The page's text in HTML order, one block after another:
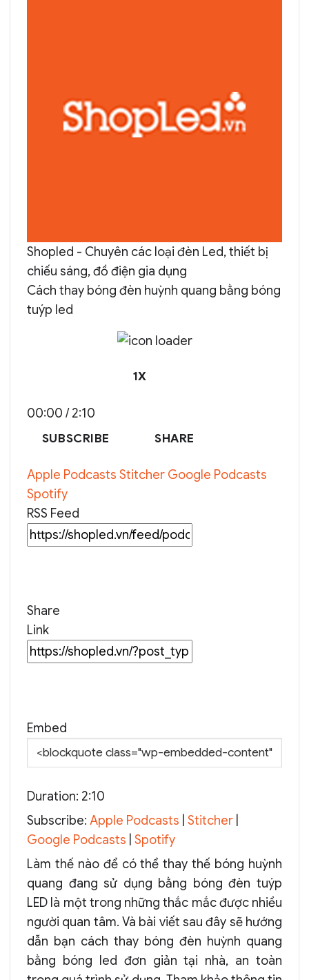
Shopled - Chuyên các loại đèn Led, thiết bị
chiếu sáng, đồ điện gia dụng
Cách thay bóng đèn huỳnh quang bằng bóng
tuýp led
EPISODE
EPISODE
10
SECONDS
1X
30
SECONDS
00:00 / 2:10
SUBSCRIBE
SHARE
Apple Podcasts Stitcher Google Podcasts
Spotify
RSS Feed
Share
Link
Embed
Duration: 2:10
Subscribe: Apple Podcasts Stitcher
Google Podcasts Spotify
Làm thế nào để có thể thay thế bóng huỳnh
quang đang sử dụng bằng bóng đèn tuýp
LED là một trong những thắc mắc được nhiều
người quan tâm. Và bài viết sau đây sẽ hướng
dẫn bạn cách thay bóng đèn huỳnh quang
bằng bóng led đơn giản tại nhà, an toàn